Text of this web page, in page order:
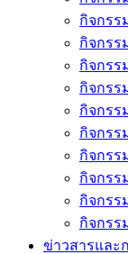
กิจกรร
กิจกรร
กิจกรร
กิจกรร
กิจกรร
กิจกรร
กิจกรร
กิจกรร
กิจกรร
กิจกรร
ข่าวสารและ